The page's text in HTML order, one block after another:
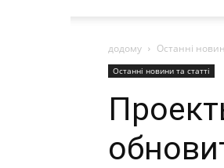
додому Останні
Останні новини та статті